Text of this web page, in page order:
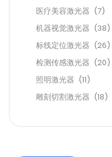
医疗美容激光器 (7)
机器视觉激光器 (38)
标线定位激光器 (26)
检测传感激光器 (20)
照明激光器 (11)
雕刻切割激光器 (18)